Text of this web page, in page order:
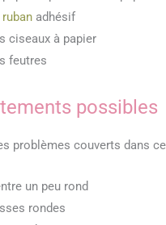
ruban adhésif
ciseaux à papier
feutres
possibles
problèmes couverts dans
un peu rond
rondes